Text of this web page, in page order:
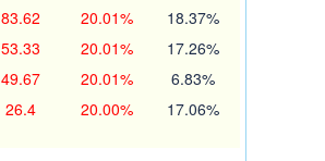
83.62 20.01% 18.37%
53.33 20.01% 17.26%
49.67 20.01% 6.83%
26.4 20.00% 17.06%